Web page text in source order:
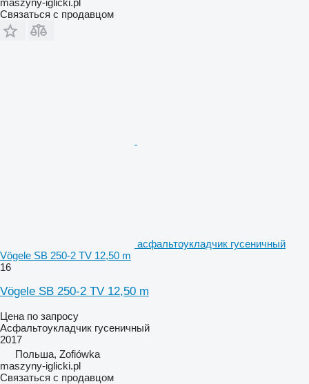
maszyny-iglicki.pl
Связаться с продавцом
асфальтоукладчик гусеничный
Vögele SB 250-2 TV 12,50 m
16
Vögele SB 250-2 TV 12,50 m
Цена по запросу
Асфальтоукладчик гусеничный
2017
Польша, Zofiówka
maszyny-iglicki.pl
Связаться с продавцом